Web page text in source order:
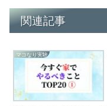
関連記事
マコなり実験